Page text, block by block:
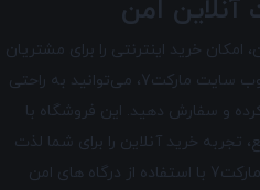
آنلاین امن
امکان خرید اینترنتی را برای مشتریان
خود فراهم کرده است. با مراجعه به وب سایت مارکت7، می‌توانید به راحتی
و سفارش دهید. این فروشگاه با
تجربه خرید آنلاین را برای شما لذت
بخش تر می‌کند. شما می‌توانید در مارکت7 با استفاده از درگاه‌ های امن